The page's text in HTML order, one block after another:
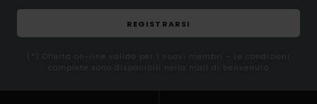
REGISTRARSI
(*) Offerta on-line valida per i nuovi membri - Le condizioni
complete sono disponibili nella mail di benvenuto